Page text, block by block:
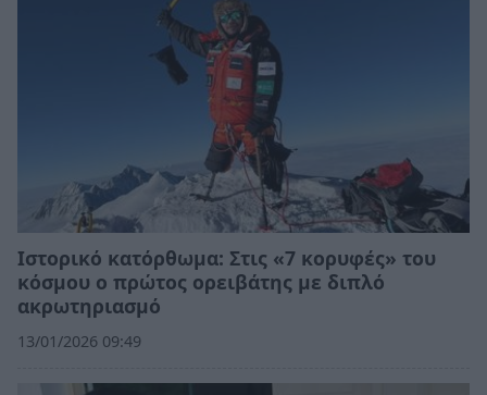
Ιστορικό κατόρθωμα: Στις «7 κορυφές» του
κόσμου ο πρώτος ορειβάτης με διπλό
ακρωτηριασμό
13/01/2026 09:49